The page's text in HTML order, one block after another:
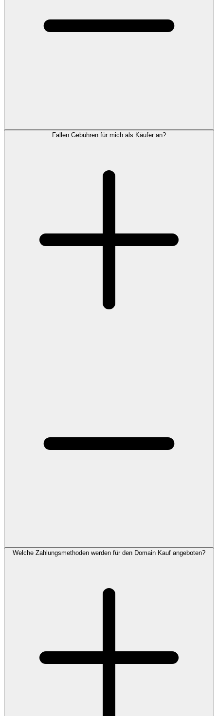
Fallen Gebühren für mich als Käufer an?
Welche Zahlungsmethoden werden für den Domain Kauf angeboten?